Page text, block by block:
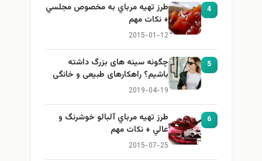
4
طرز تهيه مرباي به مخصوص مجلسي
+ نكات مهم
2015-01-12
5
چگونه سینه های بزرگ داشته
باشیم؟ راهکارهای طبیعی و خانگی
برای بزرگ کردن سینه
2019-04-19
6
طرز تهيه مرباي آلبالو خوشرنگ و
عالي + نكات مهم
2015-07-25